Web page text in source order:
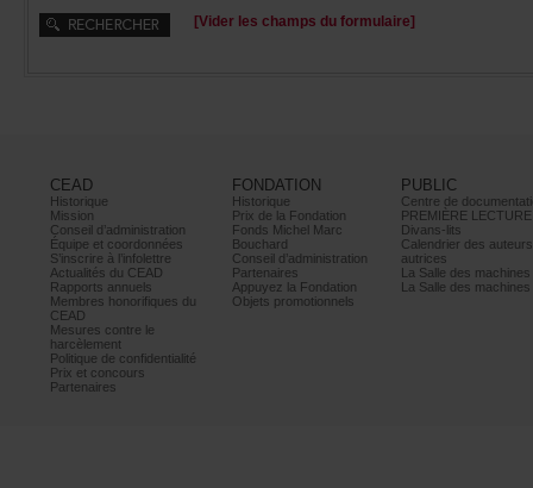
[Viderleschampsduformulaire]
CEAD
Historique
Mission
Conseild’administration
Équipeetcoordonnées
S’inscrireàl’infolettre
ActualitésduCEAD
Rapportsannuels
Membreshonorifiquesdu
CEAD
Mesurescontrele
harcèlement
Politiquedeconfidentialité
Prixetconcours
Partenaires
FONDATION
Historique
PrixdelaFondation
FondsMichelMarc
Bouchard
Conseild’administration
Partenaires
AppuyezlaFondation
Objetspromotionnels
PUBLIC
PREMIÈRELECTURE
Divans-lits
autrices